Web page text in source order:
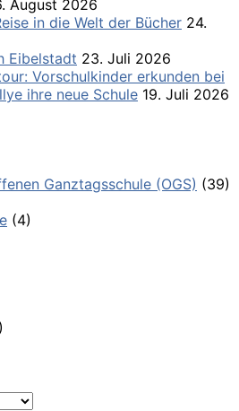
August 2026
in die Welt der Bücher 24.
Eibelstadt 23. Juli 2026
Vorschulkinder erkunden bei
ihre neue Schule 19. Juli 2026
Ganztagsschule (OGS) (39)
(4)